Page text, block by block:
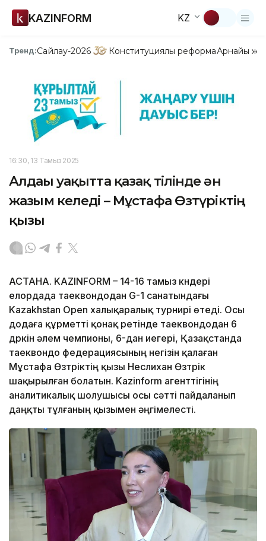
KAZINFORM KZ
Тренд:Сайлау-2026 Конституциялық реформаАрнайы
16:30, 13 Тамыз 2025
Алдағы уақытта қазақ тілінде ән
жазғым келеді – Мұстафа Өзтүріктің
қызы
АСТАНА. KAZINFORM – 14-16 тамыз күндері
елордада таеквондодан G-1 санатындағы
Kazakhstan Open халықаралық турнирі өтеді. Осы
додаға құрметті қонақ ретінде таеквондодан 6
дүркін әлем чемпионы, 6-дан иегері, Қазақстанда
таеквондо федерациясының негізін қалаған
Мұстафа Өзтүріктің қызы Неслихан Өзтүрік
шақырылған болатын. Kazinform агенттігінің
аналитикалық шолушысы осы сәтті пайдаланып
даңқты тұлғаның қызымен әңгімелесті.